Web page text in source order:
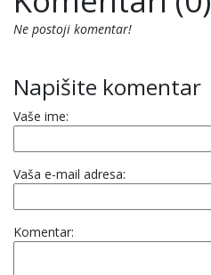
Ne postoji komentar!
Napišite komentar
Vaše ime:
Vaša e-mail adresa:
Komentar: